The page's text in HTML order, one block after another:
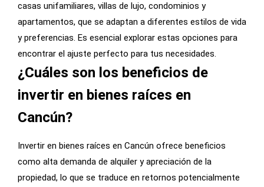
casas unifamiliares, villas de lujo, condominios y
apartamentos, que se adaptan a diferentes estilos de vida
y preferencias. Es esencial explorar estas opciones para
encontrar el ajuste perfecto para tus necesidades.
¿Cuáles son los beneficios de
invertir en bienes raíces en
Cancún?
Invertir en bienes raíces en Cancún ofrece beneficios
como alta demanda de alquiler y apreciación de la
propiedad, lo que se traduce en retornos potencialmente